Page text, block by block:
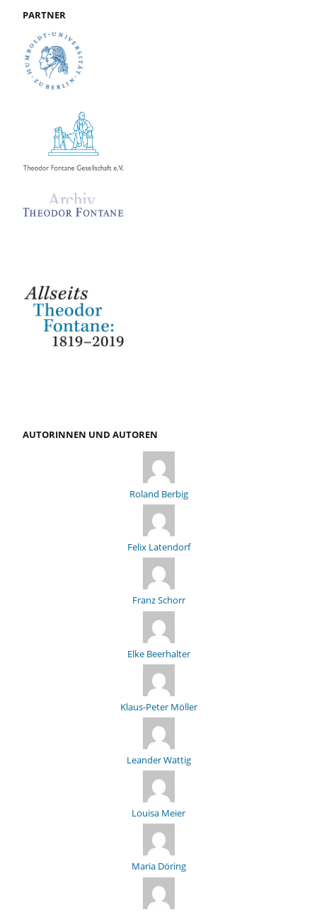
PARTNER
AUTORINNEN UND AUTOREN
Roland Berbig
Felix Latendorf
Franz Schorr
Elke Beerhalter
Klaus-Peter Möller
Leander Wattig
Louisa Meier
Maria Döring